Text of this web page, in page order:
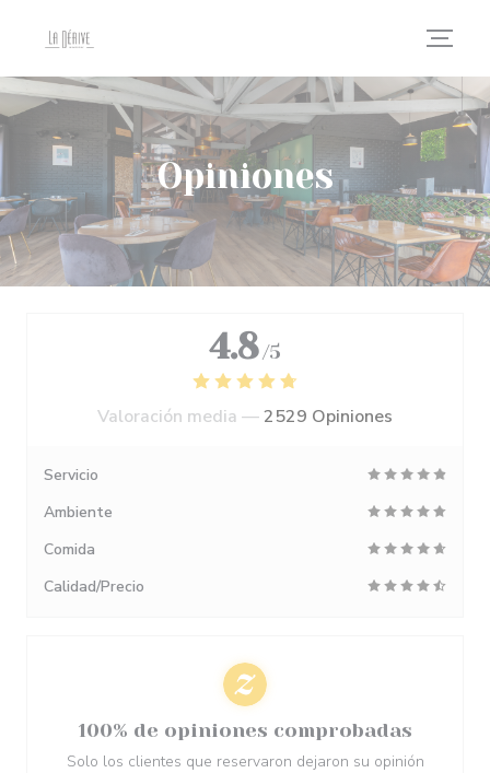
Opiniones
4.8 /5
Valoración media —2529 Opiniones
Servicio
Ambiente
Comida
Calidad/Precio
100% de opiniones comprobadas
Solo los clientes que reservaron dejaron su opinión